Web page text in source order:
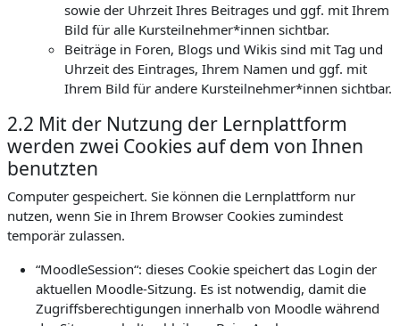
sowie der Uhrzeit Ihres Beitrages und ggf. mit Ihrem
Bild für alle Kursteilnehmer*innen sichtbar.
Beiträge in Foren, Blogs und Wikis sind mit Tag und
Uhrzeit des Eintrages, Ihrem Namen und ggf. mit
Ihrem Bild für andere Kursteilnehmer*innen sichtbar.
2.2 Mit der Nutzung der Lernplattform
werden zwei Cookies auf dem von Ihnen
benutzten
Computer gespeichert. Sie können die Lernplattform nur
nutzen, wenn Sie in Ihrem Browser Cookies zumindest
temporär zulassen.
“MoodleSession“: dieses Cookie speichert das Login der
aktuellen Moodle-Sitzung. Es ist notwendig, damit die
Zugriffsberechtigungen innerhalb von Moodle während